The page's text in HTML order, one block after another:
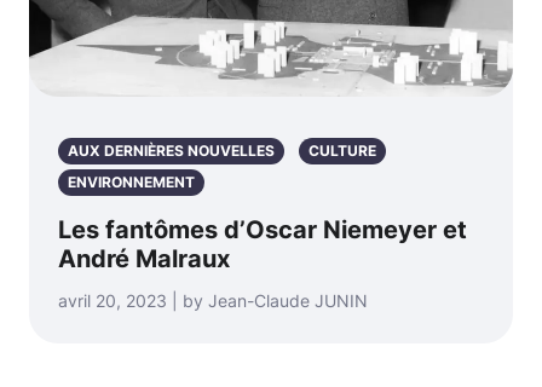
AUX DERNIÈRES NOUVELLES
CULTURE
ENVIRONNEMENT
Les fantômes d’Oscar Niemeyer et
André Malraux
avril 20, 2023 | by Jean-Claude JUNIN